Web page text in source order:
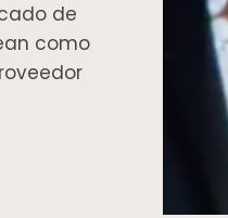
de
como